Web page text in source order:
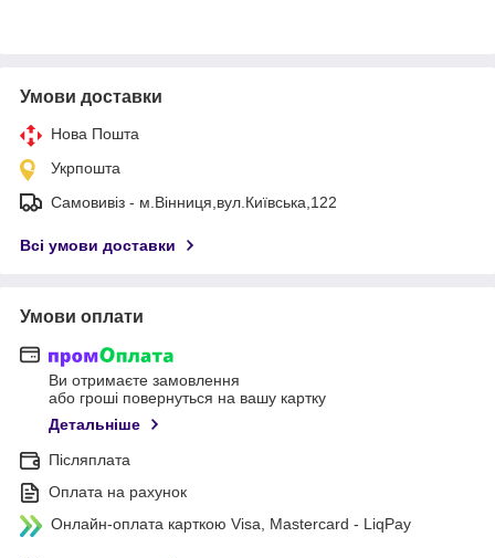
Умови доставки
Нова Пошта
Укрпошта
Самовивіз - м.Вінниця,вул.Київська,122
Всі умови доставки
Умови оплати
Ви отримаєте замовлення
або гроші повернуться на вашу картку
Детальніше
Післяплата
Оплата на рахунок
Онлайн-оплата карткою Visa, Mastercard - LiqPay